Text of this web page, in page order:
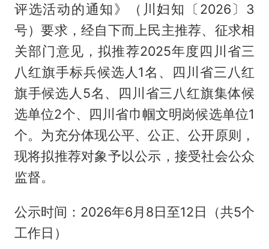
评选活动的通知》（川妇知〔2026〕3
号）要求，经自下而上民主推荐、征求相
关部门意见，拟推荐2025年度四川省三
八红旗手标兵候选人1名、四川省三八红
旗手候选人5名、四川省三八红旗集体候
选单位2个、四川省巾帼文明岗候选单位1
个。为充分体现公平、公正、公开原则，
现将拟推荐对象予以公示，接受社会公众
监督。
公示时间：2026年6月8日至12日（共5个
工作日）